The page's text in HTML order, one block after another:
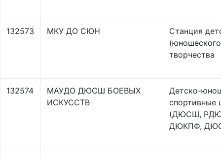
132573 МКУ ДО СЮН
Станция
творчества
132574
МАУДО ДЮСШ БОЕВЫХ
ИСКУССТВ
Детско-
спортивные
(ДЮСШ,
ДЮКПФ,